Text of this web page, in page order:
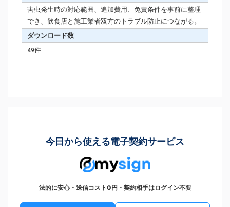
害虫発生時の対応範囲、追加費用、免責条件を事前に整理
でき、飲食店と施工業者双方のトラブル防止につながる。
ダウンロード数
49件
今日から使える電子契約サービス
法的に安心・送信コスト0円・契約相手はログイン不要